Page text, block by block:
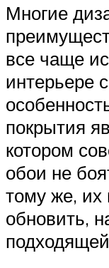
Многие
все чаще
интерьере
покрытия
котором
обои не
тому же,
обновить,